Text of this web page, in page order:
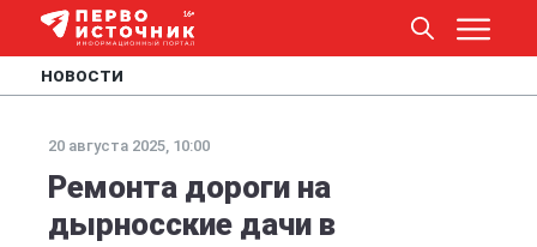
НОВОСТИ
20 августа 2025, 10:00
Ремонта дороги на
дырносские дачи в